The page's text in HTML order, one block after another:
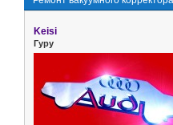
Keisi
Гуру